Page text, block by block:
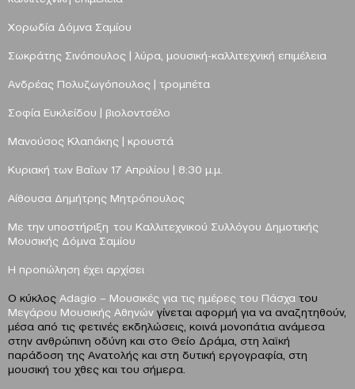
Χορωδία Δόμνα Σαμίου
Σωκράτης Σινόπουλος | λύρα, μουσική-καλλιτεχνική επιμέλεια
Ανδρέας Πολυζωγόπουλος | τρομπέτα
Σοφία Ευκλείδου | βιολοντσέλο
Μανούσος Κλαπάκης | κρουστά
Κυριακή των Βαΐων 17 Απριλίου | 8:30 μ.μ.
Αίθουσα Δημήτρης Μητρόπουλος
Με την υποστήριξη του Καλλιτεχνικού Συλλόγου Δημοτικής
Μουσικής Δόμνα Σαμίου
H προπώληση έχει αρχίσει
Ο κύκλος Αdagio – Mουσικές για τις ημέρες του Πάσχα του
Μεγάρου Μουσικής Αθηνών γίνεται αφορμή για να αναζητηθούν,
μέσα από τις φετινές εκδηλώσεις, κοινά μονοπάτια ανάμεσα
στην ανθρώπινη οδύνη και στο Θείο Δράμα, στη λαϊκή
παράδοση της Ανατολής και στη δυτική εργογραφία, στη
μουσική του χθες και του σήμερα.